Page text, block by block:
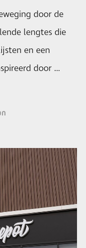
door de
lengtes die
en een
door …